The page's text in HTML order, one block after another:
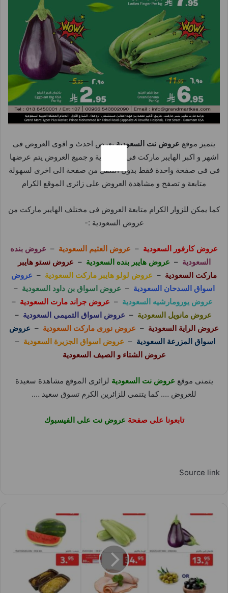
يتميز موقع عروض نت السعوديةبعرض احدث و اقوى العروض فى
اشهر و اكبر الهايبر ماركت فى السعودية و جميع العروض يتم عرضها
فى فى صفحة واحدة فقط بدون التنقل من صفحة الى اخرى لسهولة
متابعة و تصفح و مشاهدة العروض على زائرى الموقع الكرام
كما يمكن للزوار الكرام متابعة العروض فى مختلف الهايبر ماركت من
عروض السعودية :-
عروض كارفور السعودية – عروض العثيم السعودية – عروض بنده
السعودية – عروض هايبر بنده السعودية – عروض نستو هايبر
ماركت السعودية – عروض لولو هايبر ماركت السعودية – عروض
اسواق السدحان السعودية – عروض اسواق بن داود السعودية –
عروض يورومارشيه السعودية – عروض جراند مارت السعودية –
عروض مانويل السعودية – عروض اسواق التميمى السعودية –
عروض الراية السعودية – عروض نورى ماركت السعودية – عروض
اسواق المزرعة السعودية – عروض اسواق الجزيرة السعودية –
عروض الشتاء و الصيف السعودية
يتمنى موقع عروض نت السعودية لزائرى الموقع مشاهدة سعيدة
للعروض …. كما يتنمى للزائرين الكرم تسوق سعيد ….
تابعونا على صفحة عروض نت على الفيسبوك
Source link